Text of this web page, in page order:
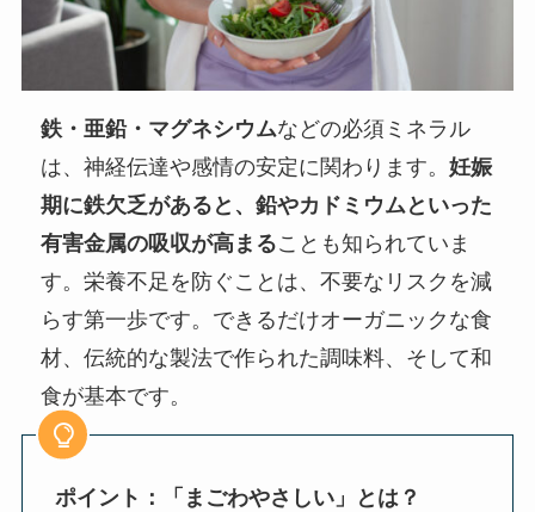
鉄・亜鉛・マグネシウムなどの必須ミネラル
は、神経伝達や感情の安定に関わります。妊娠
期に鉄欠乏があると、鉛やカドミウムといった
有害金属の吸収が高まることも知られていま
す。栄養不足を防ぐことは、不要なリスクを減
らす第一歩です。できるだけオーガニックな食
材、伝統的な製法で作られた調味料、そして和
食が基本です。
ポイント：「まごわやさしい」とは？